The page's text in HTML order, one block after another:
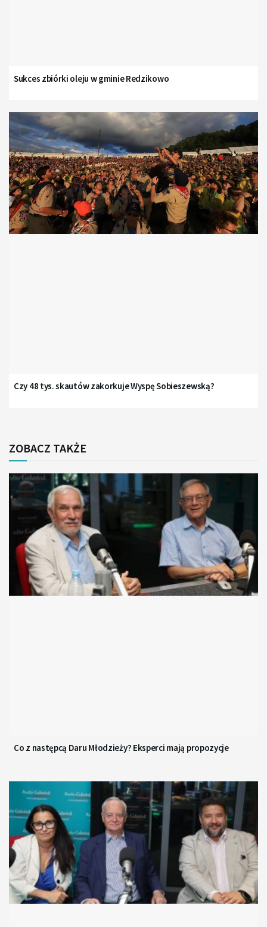
Sukces zbiórki oleju w gminie Redzikowo
Czy 48 tys. skautów zakorkuje Wyspę Sobieszewską?
ZOBACZ TAKŻE
Co z następcą Daru Młodzieży? Eksperci mają propozycje